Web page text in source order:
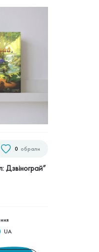
обрали
0
Дзвінограй”
UA